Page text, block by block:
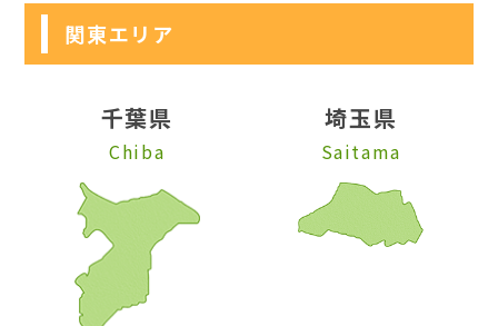
関東エリア
千葉県
Chiba
埼玉県
Saitama